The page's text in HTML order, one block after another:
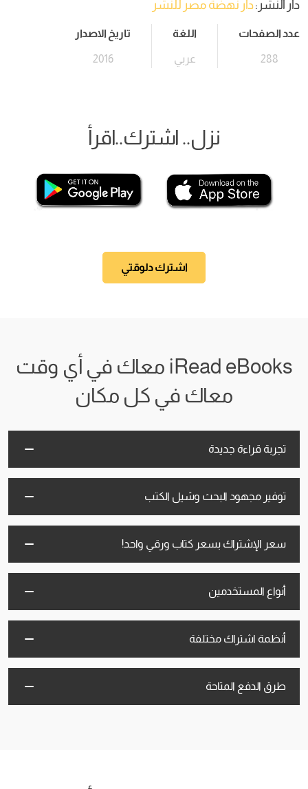
دار النشر:دار نهضة مصر للنشر
عدد الصفحات
288
اللغة
عربي
تاريخ الاصدار
2016
نزل.. اشترك..اقرأ
اشترك دلوقتي
iRead eBooks معاك في أي وقت
معاك في كل مكان
تجربة قراءة جديدة
توفير مجهود البحث وشيل الكتب
سعر الإشتراك بسعر كتاب ورقي واحد!
أنواع المستخدمين
أنظمة اشتراك مختلفة
طرق الدفع المتاحة